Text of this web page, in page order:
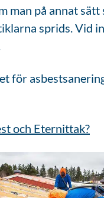
man på annat
sprids. Vid
för
och Eternittak?